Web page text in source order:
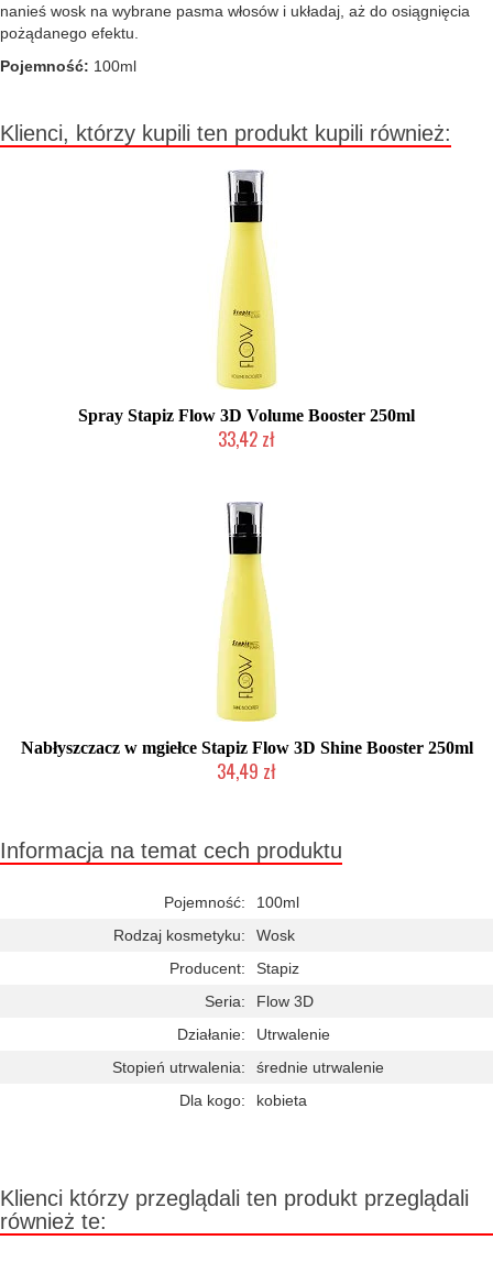
nanieś wosk na wybrane pasma włosów i układaj, aż do osiągnięcia
pożądanego efektu.
Pojemność: 100ml
Klienci, którzy kupili ten produkt kupili również:
Spray Stapiz Flow 3D Volume Booster 250ml
33,42 zł
Nabłyszczacz w mgiełce Stapiz Flow 3D Shine Booster 250ml
34,49 zł
Informacja na temat cech produktu
Pojemność:
100ml
Rodzaj kosmetyku:
Wosk
Producent:
Stapiz
Seria:
Flow 3D
Działanie:
Utrwalenie
Stopień utrwalenia:
średnie utrwalenie
Dla kogo:
kobieta
Klienci którzy przeglądali ten produkt przeglądali
również te: